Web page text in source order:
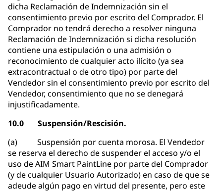
dicha Reclamación de Indemnización sin el
consentimiento previo por escrito del Comprador. El
Comprador no tendrá derecho a resolver ninguna
Reclamación de Indemnización si dicha resolución
contiene una estipulación o una admisión o
reconocimiento de cualquier acto ilícito (ya sea
extracontractual o de otro tipo) por parte del
Vendedor sin el consentimiento previo por escrito del
Vendedor, consentimiento que no se denegará
injustificadamente.
10.0 Suspensión/Rescisión.
(a) Suspensión por cuenta morosa. El Vendedor
se reserva el derecho de suspender el acceso y/o el
uso de AIM Smart PaintLine por parte del Comprador
(y de cualquier Usuario Autorizado) en caso de que se
adeude algún pago en virtud del presente, pero este